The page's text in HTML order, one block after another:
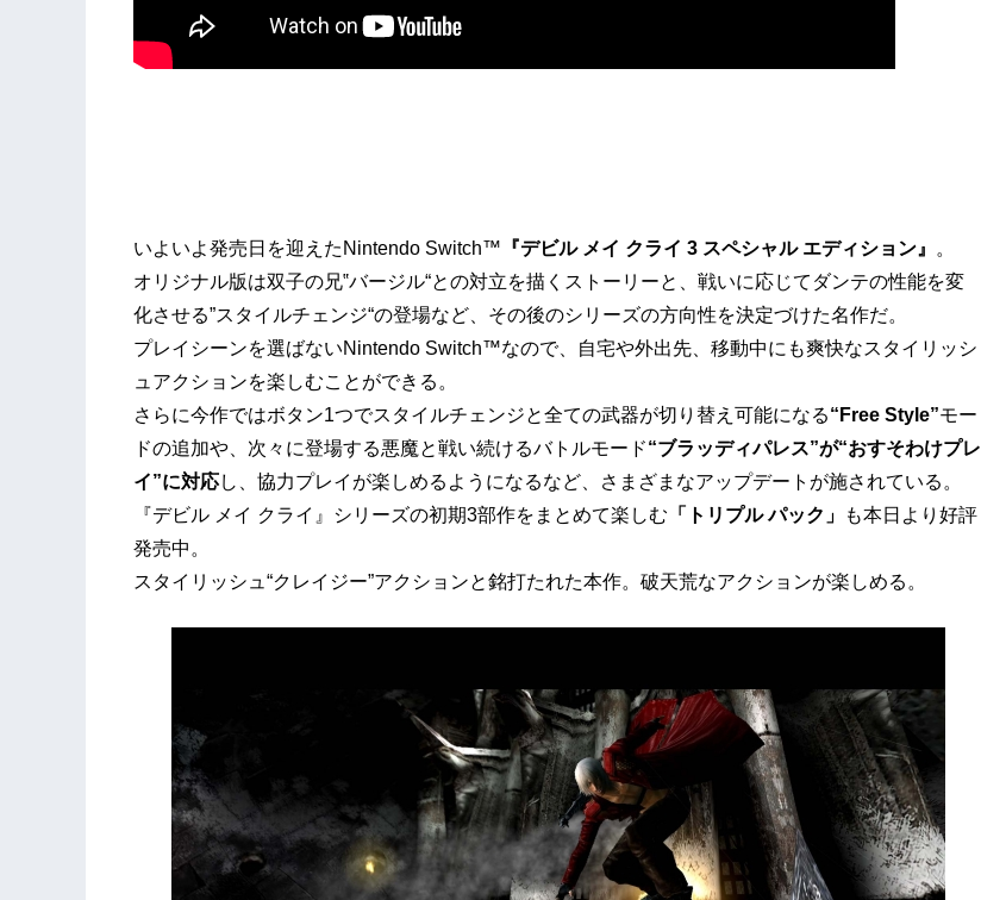
いよいよ発売日を迎えたNintendo Switch™ 『デビル メイ クライ 3 スペシャル エディション 』
。
オリジナル版は双子の兄‟バージル“との対立を描くストーリーと、戦いに応じてダンテの性能を変
化させる”スタイルチェンジ“の登場など、その後のシリーズの方向性を決定づけた名作だ。
プレイシーンを選ばないNintendo Switch™なので、自宅や外出先、移動中にも爽快なスタイリッシ
ュアクションを楽しむことができる。
さらに今作ではボタン1つでスタイルチェンジと全ての武器が切り替え可能になる“Free Style”モー
ドの追加や、次々に登場する悪魔と戦い続けるバトルモード“ブラッディパレス”が“おすそわけプレ
イ”に対応し、協力プレイが楽しめるようになるなど、さまざまなアップデートが施されている。
『デビル メイ クライ』シリーズの初期3部作をまとめて楽しむ 「トリプル パック」
も本日より好評
発売中。
スタイリッシュ“クレイジー”アクションと銘打たれた本作。破天荒なアクションが楽しめる。